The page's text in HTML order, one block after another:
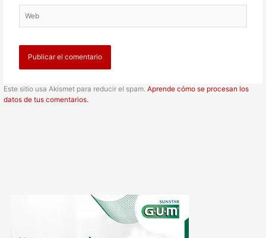
Este sitio usa Akismet para reducir el spam.Aprende cómo se procesan los
datos de tus comentarios.